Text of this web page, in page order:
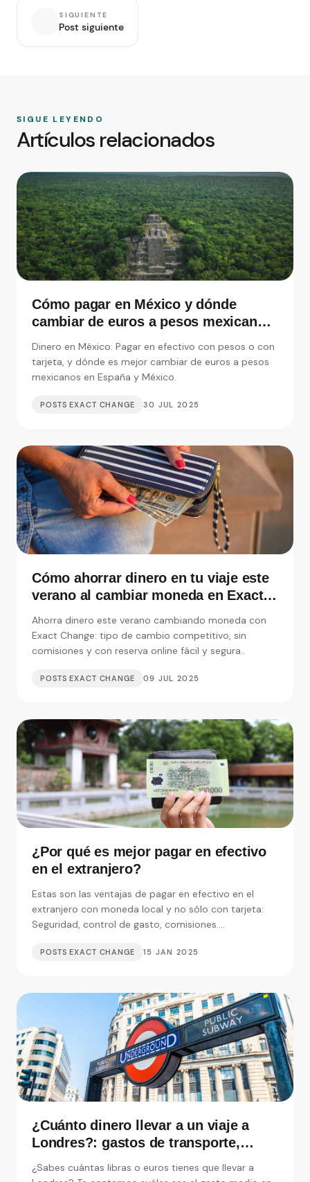
SIGUIENTE
Post siguiente
SIGUE LEYENDO
Artículos relacionados
Cómo pagar en México y dónde
cambiar de euros a pesos mexicanos
Dinero en México: Pagar en efectivo con pesos o con
tarjeta, y dónde es mejor cambiar de euros a pesos
mexicanos en España y México.
POSTS EXACT CHANGE 30 JUL 2025
Cómo ahorrar dinero en tu viaje este
verano al cambiar moneda en Exact
Ahorra dinero este verano cambiando moneda con
Exact Change: tipo de cambio competitivo, sin
comisiones y con reserva online fácil y segura..
POSTS EXACT CHANGE 09 JUL 2025
¿Por qué es mejor pagar en efectivo
en el extranjero?
Estas son las ventajas de pagar en efectivo en el
extranjero con moneda local y no sólo con tarjeta:
Seguridad, control de gasto, comisiones....
POSTS EXACT CHANGE 15 JAN 2025
¿Cuánto dinero llevar a un viaje a
Londres?: gastos de transporte,
¿Sabes cuántas libras o euros tienes que llevar a